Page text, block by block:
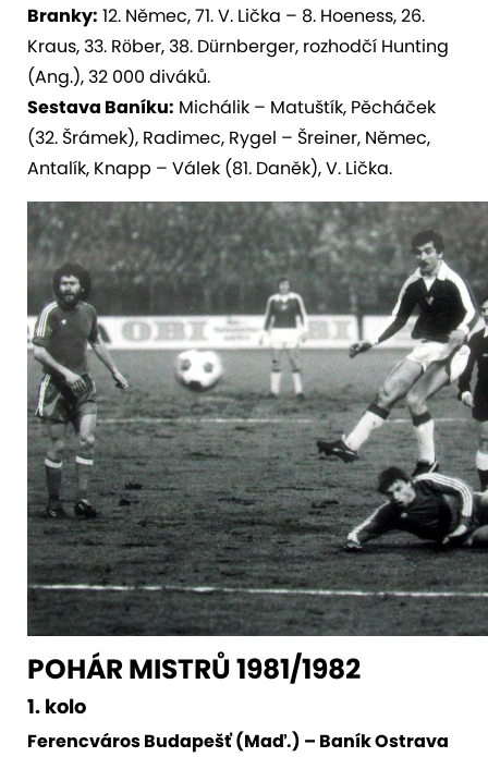
Branky: 12. Němec, 71. V. Lička – 8. Hoeness, 26.
Kraus, 33. Röber, 38. Dürnberger, rozhodčí Hunting
(Ang.), 32 000 diváků.
Sestava Baníku: Michálik – Matuštík, Pěcháček
(32. Šrámek), Radimec, Rygel – Šreiner, Němec,
Antalík, Knapp – Válek (81. Daněk), V. Lička.
POHÁR MISTRŮ 1981/1982
1. kolo
Ferencváros Budapešť (Maď.) – Baník Ostrava